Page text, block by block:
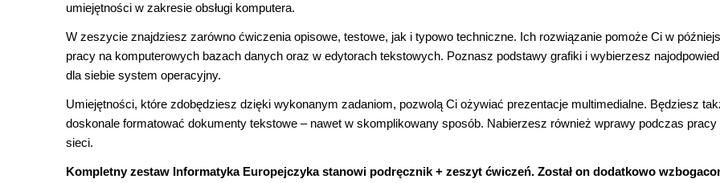
umiejętności w zakresie obsługi komputera.
W zeszycie znajdziesz zarówno ćwiczenia opisowe, testowe, jak i typowo techniczne. Ich rozwiązanie pomoże Ci w
pracy na komputerowych bazach danych oraz w edytorach tekstowych. Poznasz podstawy grafiki i wybierzesz
dla siebie system operacyjny.
Umiejętności, które zdobędziesz dzięki wykonanym zadaniom, pozwolą Ci ożywiać prezentacje multimedialne. Będziesz
doskonale formatować dokumenty tekstowe – nawet w skomplikowany sposób. Nabierzesz również wprawy podczas pracy
sieci.
Kompletny zestaw Informatyka Europejczyka stanowi podręcznik + zeszyt ćwiczeń. Został on dodatkowo